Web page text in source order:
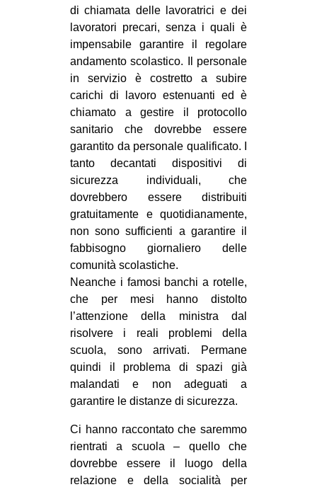
INTERNAZIONALE
AFRICA
AMERICHE
ESTREMO ORIENTE
EUROPA
MEDIO ORIENTE
MONDO
in
Fb
tw
bsky
ms
SEARCH
di chiamata delle lavoratrici e dei
lavoratori precari, senza i quali è
impensabile garantire il regolare
andamento scolastico. Il personale
in servizio è costretto a subire
carichi di lavoro estenuanti ed è
chiamato a gestire il protocollo
sanitario che dovrebbe essere
garantito da personale qualificato. I
tanto decantati dispositivi di
sicurezza individuali, che
dovrebbero essere distribuiti
gratuitamente e quotidianamente,
non sono sufficienti a garantire il
fabbisogno giornaliero delle
comunità scolastiche.
Neanche i famosi banchi a rotelle,
che per mesi hanno distolto
l’attenzione della ministra dal
risolvere i reali problemi della
scuola, sono arrivati. Permane
quindi il problema di spazi già
malandati e non adeguati a
garantire le distanze di sicurezza.
Ci hanno raccontato che saremmo
rientrati a scuola – quello che
dovrebbe essere il luogo della
relazione e della socialità per